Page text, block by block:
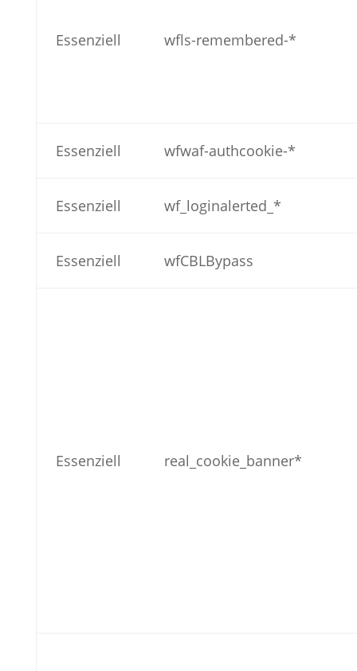
Essenziell wfls-remembered-*
Essenziell wfwaf-authcookie-*
Essenziell wf_loginalerted_*
Essenziell wfCBLBypass
Essenziell real_cookie_banner*